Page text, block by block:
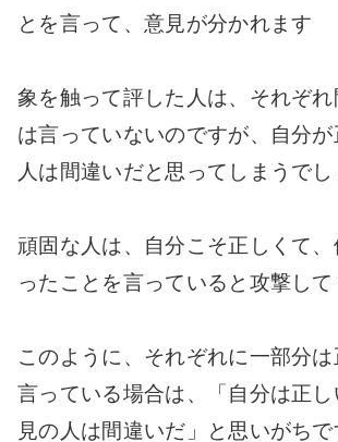
とを言って、意見が分かれます
象を触って評した人は、それぞれ
は言っていないのですが、自分
人は間違いだと思ってしまうでし
頑固な人は、自分こそ正しくて
ったことを言っていると攻撃して
このように、それぞれに一部分
言っている場合は、「自分は正
見の人は間違いだ」と思いがちで